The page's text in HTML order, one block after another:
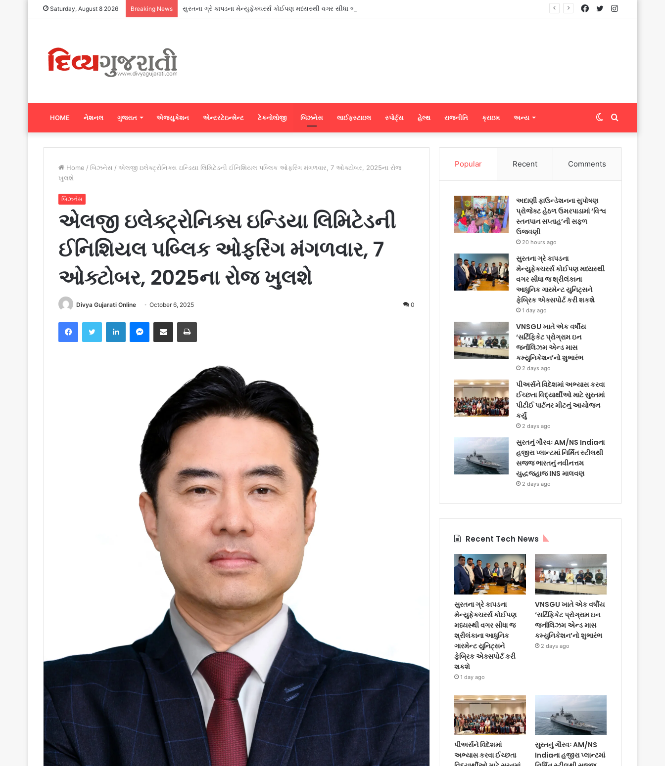
Saturday, August 8 2026 Breaking News સુરતના ગ્રે કાપડના મેન્યુફેક્ચરર્સ કોઈપણ મધ્યસ્થી વગર સીધા જ શ્રીલંકાના આધુનિક ગારમેન્ટ યુનિટ્સને ફેબ્રિક એક્સપોર્ટ કરી શકશે Instagram
Twitter
Facebook
HOME નેશનલ ગુજરાત એજ્યુકેશન એન્ટરટેઇન્મેન્ટ ટેકનોલોજી બિઝનેસ લાઈફસ્ટાઇલ સ્પોર્ટ્સ હેલ્થ રાજનીતિ ક્રાઇમ અન્ય Search
for
Switch
skin
Home / બિઝનેસ / એલજી ઇલેક્ટ્રોનિક્સ ઇન્ડિયા લિમિટેડની ઈનિશિયલ પબ્લિક ઓફરિંગ મંગળવાર, 7 ઓક્ટોબર, 2025ના રોજ
ખુલશે
બિઝનેસ
એલજી ઇલેક્ટ્રોનિક્સ ઇન્ડિયા લિમિટેડની
ઈનિશિયલ પબ્લિક ઓફરિંગ મંગળવાર, 7
ઓક્ટોબર, 2025ના રોજ ખુલશે
Divya Gujarati Online October 6, 2025 0
FacebookTwitter LinkedInMessenger
Share via Email Print
Popular Recent Comments
અદાણી ફાઉન્ડેશનના સુપોષણ
પ્રોજેક્ટ હેઠળ ઉમરપાડામાં ‘વિશ્વ
સ્તનપાન સપ્તાહ’ની સફળ
ઉજવણી
20 hours ago
સુરતના ગ્રે કાપડના
મેન્યુફેક્ચરર્સ કોઈપણ મધ્યસ્થી
વગર સીધા જ શ્રીલંકાના
આધુનિક ગારમેન્ટ યુનિટ્સને
ફેબ્રિક એક્સપોર્ટ કરી શકશે
1 day ago
VNSGU ખાતે એક વર્ષીય
‘સર્ટિફિકેટ પ્રોગ્રામ ઇન
જર્નાલિઝમ એન્ડ માસ
કમ્યુનિકેશન’નો શુભારંભ
2 days ago
પીઅર્સને વિદેશમાં અભ્યાસ કરવા
ઈચ્છતા વિદ્યાર્થીઓ માટે સુરતમાં
પીટીઈ પાર્ટનર મીટનું આયોજન
કર્યું
2 days ago
સુરતનું ગૌરવઃ AM/NS Indiaના
હજીરા પ્લાન્ટમાં નિર્મિત સ્ટીલથી
સજ્જ ભારતનું નવીનત્તમ
યુદ્ધજહાજ INS માલવણ
2 days ago
Recent Tech News
સુરતના ગ્રે કાપડના
મેન્યુફેક્ચરર્સ કોઈપણ
મધ્યસ્થી વગર સીધા જ
શ્રીલંકાના આધુનિક
ગારમેન્ટ યુનિટ્સને
ફેબ્રિક એક્સપોર્ટ કરી
શકશે
1 day ago
VNSGU ખાતે એક વર્ષીય
‘સર્ટિફિકેટ પ્રોગ્રામ ઇન
જર્નાલિઝમ એન્ડ માસ
કમ્યુનિકેશન’નો શુભારંભ
2 days ago
પીઅર્સને વિદેશમાં
અભ્યાસ કરવા ઈચ્છતા
સુરતનું ગૌરવઃ AM/NS
Indiaના હજીરા પ્લાન્ટમાં